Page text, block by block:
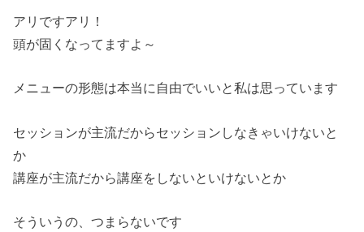
アリですアリ！
頭が固くなってますよ～
メニューの形態は本当に自由でいいと私は思っています
セッションが主流だからセッションしなきゃいけないと
か
講座が主流だから講座をしないといけないとか
そういうの、つまらないです